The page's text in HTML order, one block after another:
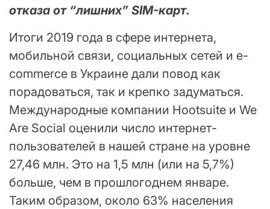
отказа от “лишних” SIM-карт.
Итоги 2019 года в сфере интернета,
мобильной связи, социальных сетей и e-
commerce в Украине дали повод как
порадоваться, так и крепко задуматься.
Международные компании Hootsuite и We
Are Social оценили число интернет-
пользователей в нашей стране на уровне
27,46 млн. Это на 1,5 млн (или на 5,7%)
больше, чем в прошлогоднем январе.
Таким образом, около 63% населения